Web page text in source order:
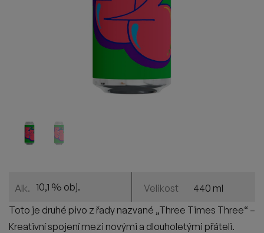
Alk. 10,1 % obj. Velikost
440 ml
Toto je druhé pivo z řady nazvané „Three Times Three“ –
Kreativní spojení mezi novými a dlouholetými přáteli.